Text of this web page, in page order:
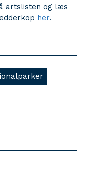
artslisten og læs
her.